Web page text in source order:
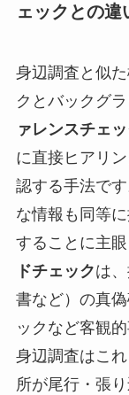
ェックとの違
身辺調査と似
クとバックグ
ァレンスチェ
に直接ヒアリ
認する手法で
な情報も同等
することに主
ドチェックは
書など）の真
ックなど客観
身辺調査はこ
所が尾行・張